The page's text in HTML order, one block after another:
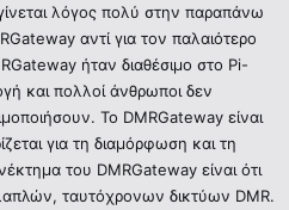
λόγος πολύ στην παραπάνω
αντί για τον παλαιότερο
ήταν διαθέσιμο στο Pi-
και πολλοί άνθρωποι δεν
Το DMRGateway είναι
για τη διαμόρφωση και τη
του DMRGateway είναι ότι
ταυτόχρονων δικτύων DMR.